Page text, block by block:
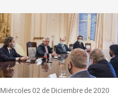
Miércoles 02 de Diciembre de 2020